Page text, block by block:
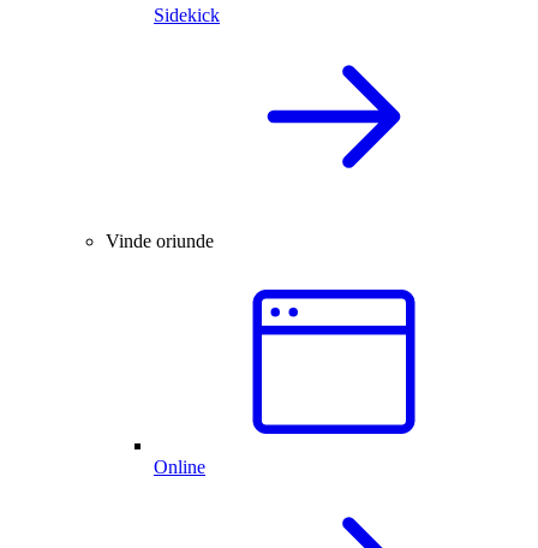
Sidekick
Vinde oriunde
Online